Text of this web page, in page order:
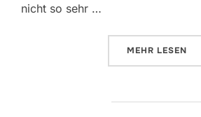
nicht so sehr …
MEHR ÜBER
LESEN